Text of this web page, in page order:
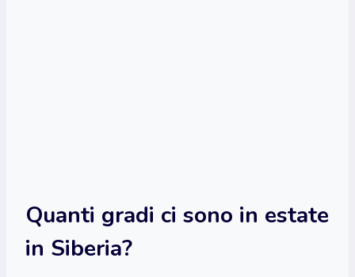
Quanti gradi ci sono in estate
in Siberia?